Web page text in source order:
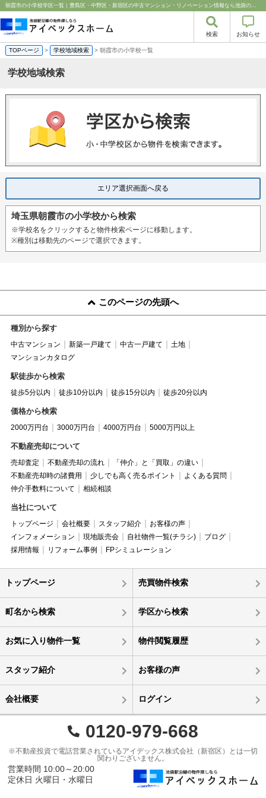
朝霞市の小学校学区一覧｜豊島区・中野区・新宿区の中古マンション・リノベーション情報なら池袋のアイベックスホーム！%
検索 お知らせ
TOPページ > 学校地域検索 > 朝霞市の小学校一覧
学校地域検索
エリア選択画面へ戻る
埼玉県朝霞市の小学校から検索
※学校名をクリックすると物件検索ページに移動します。
※種別は移動先のページで選択できます。
このページの先頭へ
種別から探す
中古マンション 新築一戸建て 中古一戸建て
土地
マンションカタログ
駅徒歩から検索
徒歩5分以内 徒歩10分以内 徒歩15分以内 徒歩20分以内
価格から検索
2000万円台 3000万円台 4000万円台 5000万円以上
不動産売却について
売却査定 不動産売却の流れ
「仲介」と「買取」の違い
不動産売却時の諸費用
少しでも高く売るポイント
よくある質問
仲介手数料について
相続相談
当社について
トップページ 会社概要 スタッフ紹介
お客様の声
インフォメーション
現地販売会 自社物件一覧(チラシ)
ブログ
採用情報
リフォーム事例 FPシミュレーション
トップページ 売買物件検索
町名から検索 学区から検索
お気に入り物件一覧 物件閲覧履歴
スタッフ紹介 お客様の声
会社概要 ログイン
0120-979-668
※不動産投資で電話営業されているアイデックス株式会社（新宿区）とは一切
関わりございません。
営業時間 10:00～20:00
定休日 火曜日・水曜日